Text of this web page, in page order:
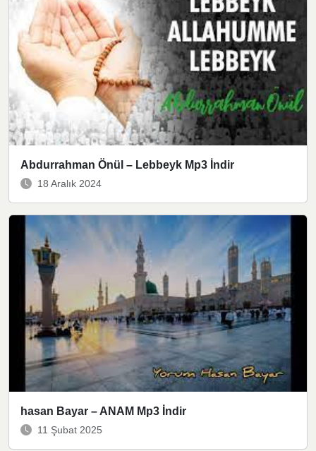
Abdurrahman Önül – Lebbeyk Mp3 İndir
18 Aralık 2024
hasan Bayar – ANAM Mp3 İndir
11 Şubat 2025